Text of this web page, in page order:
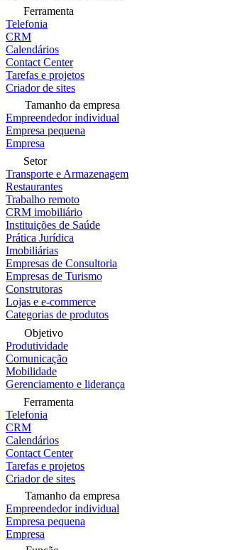
Ferramenta
Telefonia
CRM
Calendários
Contact Center
Tarefas e projetos
Criador de sites
Tamanho da empresa
Empreendedor individual
Empresa pequena
Empresa
Setor
Transporte e Armazenagem
Restaurantes
Trabalho remoto
CRM imobiliário
Instituições de Saúde
Prática Jurídica
Imobiliárias
Empresas de Consultoria
Empresas de Turismo
Construtoras
Lojas e e-commerce
Categorias de produtos
Objetivo
Produtividade
Comunicação
Mobilidade
Gerenciamento e liderança
Ferramenta
Telefonia
CRM
Calendários
Contact Center
Tarefas e projetos
Criador de sites
Tamanho da empresa
Empreendedor individual
Empresa pequena
Empresa